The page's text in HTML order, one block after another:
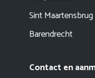
Sint Maartensbrug
Barendrecht
Contact en